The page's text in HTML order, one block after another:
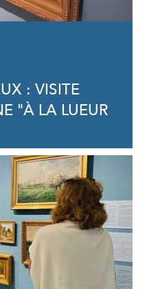
: VISITE
"À LA LUEUR